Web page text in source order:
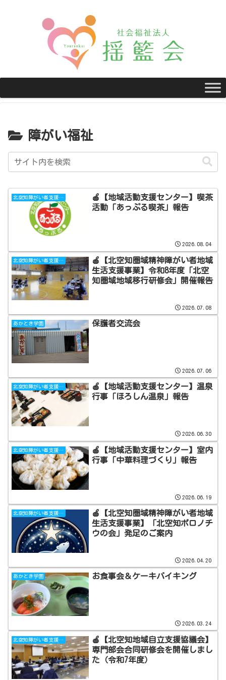
障がい福祉
北空知障がい者支援センターあっぷる
🍎【地域活動支援センター】喫茶
活動「あっぷる喫茶」報告
2026.08.04
北空知障がい者支援センターあっぷる
🍎【北空知圏域精神障がい者地域
生活支援事業】令和8年度「北空
知圏域地域移行研修会」開催報告
2026.07.08
あかとき学園 保護者交流会
2026.07.06
北空知障がい者支援センターあっぷる
🍎【地域活動支援センター】温泉
行事「ほろしん温泉」報告
2026.06.30
北空知障がい者支援センターあっぷる
🍎【地域活動支援センター】室内
行事「中華料理づくり」報告
2026.06.19
北空知障がい者支援センターあっぷる
🍎【北空知圏域精神障がい者地域
生活支援事業】「北空知ポロノチ
ウの会」発足のご案内
2026.04.20
あかとき学園 お食事会＆ケーキバイキング
2026.03.24
北空知障がい者支援センターあっぷる
🍎【北空知地域自立支援協議会】
専門部会合同研修会を開催しまし
た（令和7年度）